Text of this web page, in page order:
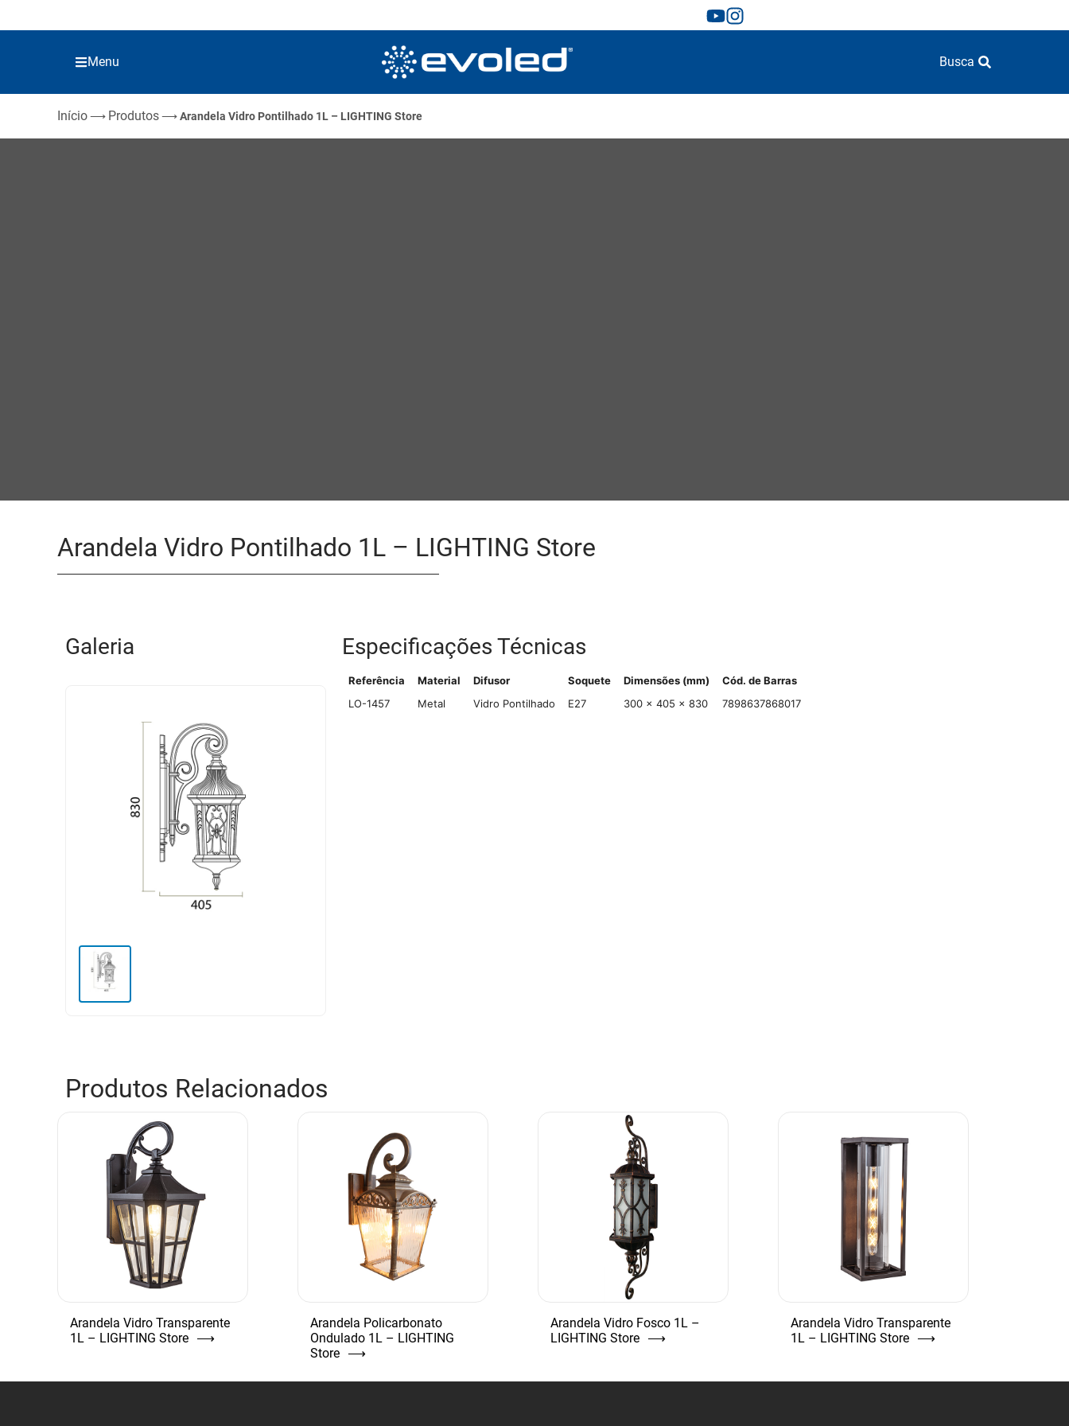
Menu Busca
Início⟶ Produtos⟶Arandela Vidro Pontilhado 1L – LIGHTING Store
Arandela Vidro Pontilhado 1L – LIGHTING Store
Galeria Especificações Técnicas
Referência Material Difusor Soquete Dimensões (mm)
Cód. de Barras
LO-1457
Metal Vidro Pontilhado E27 300 × 405 × 830 7898637868017
Produtos Relacionados
Arandela Vidro Transparente
1L – LIGHTING Store ⟶
Arandela Policarbonato
Ondulado 1L – LIGHTING
Store ⟶
Arandela Vidro Fosco 1L –
LIGHTING Store ⟶
Arandela Vidro Transparente
1L – LIGHTING Store ⟶